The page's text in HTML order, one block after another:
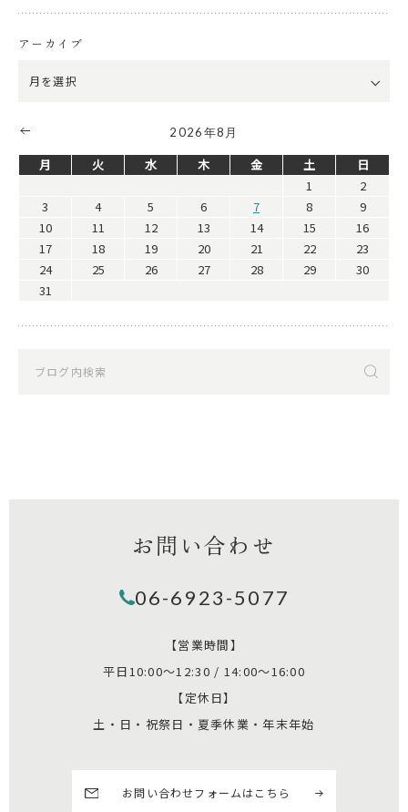
アーカイブ
2026年8月
月 火 水 木 金 土
日
1
2
3
4 5 6 7 8
9
10
11 12 13 14 15
16
17
18 19 20 21 22
23
24
25 26 27 28 29
30
31
お問い合わせ
06-6923-5077
【営業時間】
平日10:00～12:30 / 14:00～16:00
【定休日】
土・日・祝祭日・夏季休業・年末年始
お問い合わせフォームはこちら